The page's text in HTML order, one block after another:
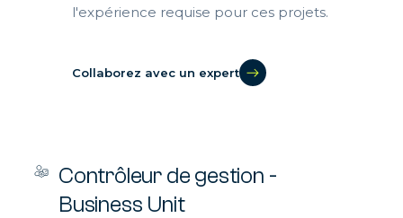
l'expérience requise pour ces projets.
Collaborez avec un expert
Contrôleur de gestion -
Business Unit